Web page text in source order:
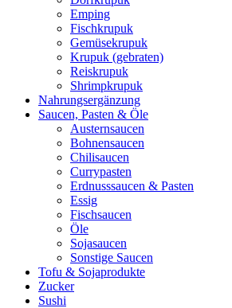
Emping
Fischkrupuk
Gemüsekrupuk
Krupuk (gebraten)
Reiskrupuk
Shrimpkrupuk
Nahrungsergänzung
Saucen, Pasten & Öle
Austernsaucen
Bohnensaucen
Chilisaucen
Currypasten
Erdnusssaucen & Pasten
Essig
Fischsaucen
Öle
Sojasaucen
Sonstige Saucen
Tofu & Sojaprodukte
Zucker
Sushi